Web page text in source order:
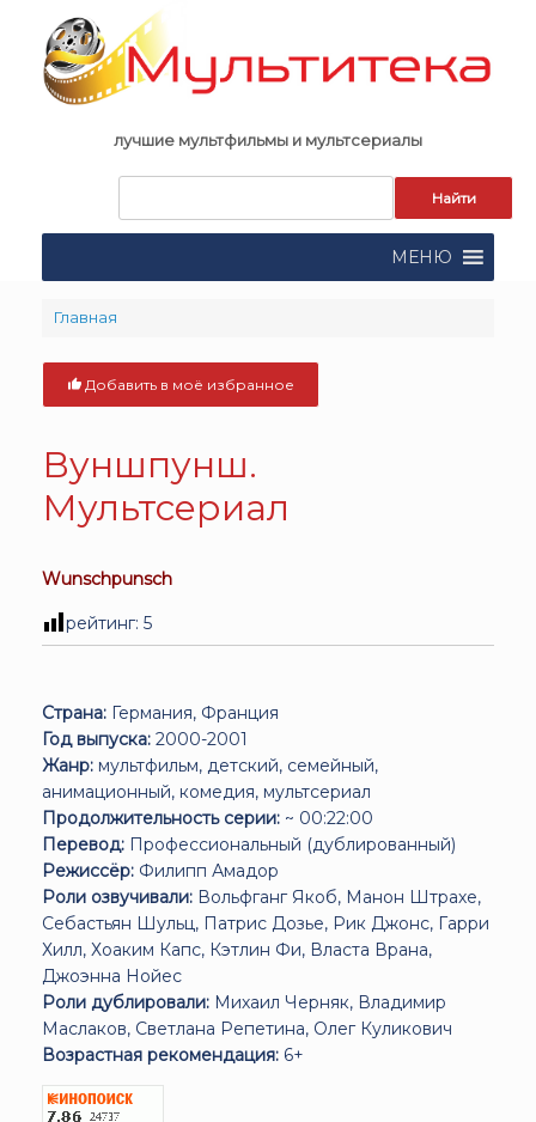
content
лучшие мультфильмы и мультсериалы
поиска:
МЕНЮ
Главная
Добавить в моё избранное
Вуншпунш.
Мультсериал
Wunschpunsch
рейтинг: 5
Страна: Германия, Франция
Год выпуска: 2000-2001
Жанр: мультфильм, детский, семейный,
анимационный, комедия, мультсериал
Продолжительность серии: ~ 00:22:00
Перевод: Профессиональный (дублированный)
Режиссёр: Филипп Амадор
Роли озвучивали: Вольфганг Якоб, Манон Штрахе,
Себастьян Шульц, Патрис Дозье, Рик Джонс, Гарри
Хилл, Хоаким Капс, Кэтлин Фи, Власта Врана,
Джоэнна Нойес
Роли дублировали: Михаил Черняк, Владимир
Маслаков, Светлана Репетина, Олег Куликович
Возрастная рекомендация: 6+